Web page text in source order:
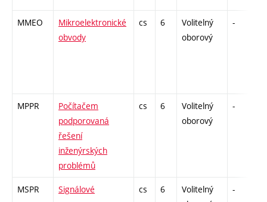
MMEO
Mikroelektronické
obvody
cs 6
Volitelný
oborový
-
MPPR
Počítačem
podporovaná
řešení
inženýrských
problémů
cs 6
Volitelný
oborový
-
MSPR
Signálové
cs 6
Volitelný
-